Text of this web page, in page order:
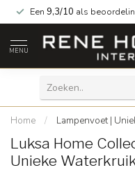
Een 9,3/10 als
MENU
Home / Lampenvoet |
Luksa Home
Unieke